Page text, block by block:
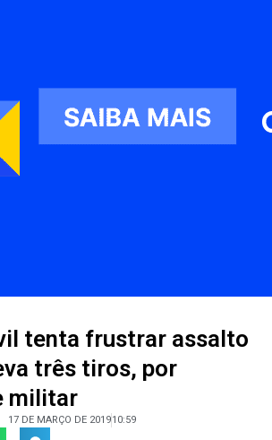
tenta frustrar assalto
três tiros, por
militar
17 DE MARÇO DE 201910:59